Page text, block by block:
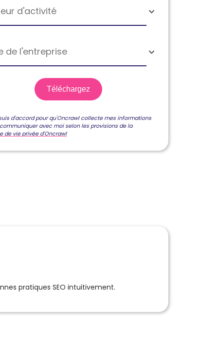
d'activité
de l'entreprise
d'accord pour qu'Oncrawl collecte mes informations
avec moi selon les provisions de la
de vie privée d'Oncrawl
pratiques SEO intuitivement.